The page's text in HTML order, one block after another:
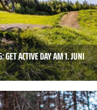
GET ACTIVE DAY AM 1. JUNI